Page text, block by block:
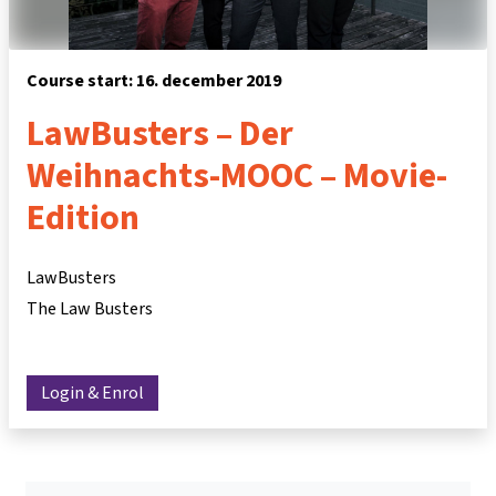
Course start: 16. december 2019
LawBusters – Der
Weihnachts-MOOC – Movie-
Edition
LawBusters
The Law Busters
Login & Enrol